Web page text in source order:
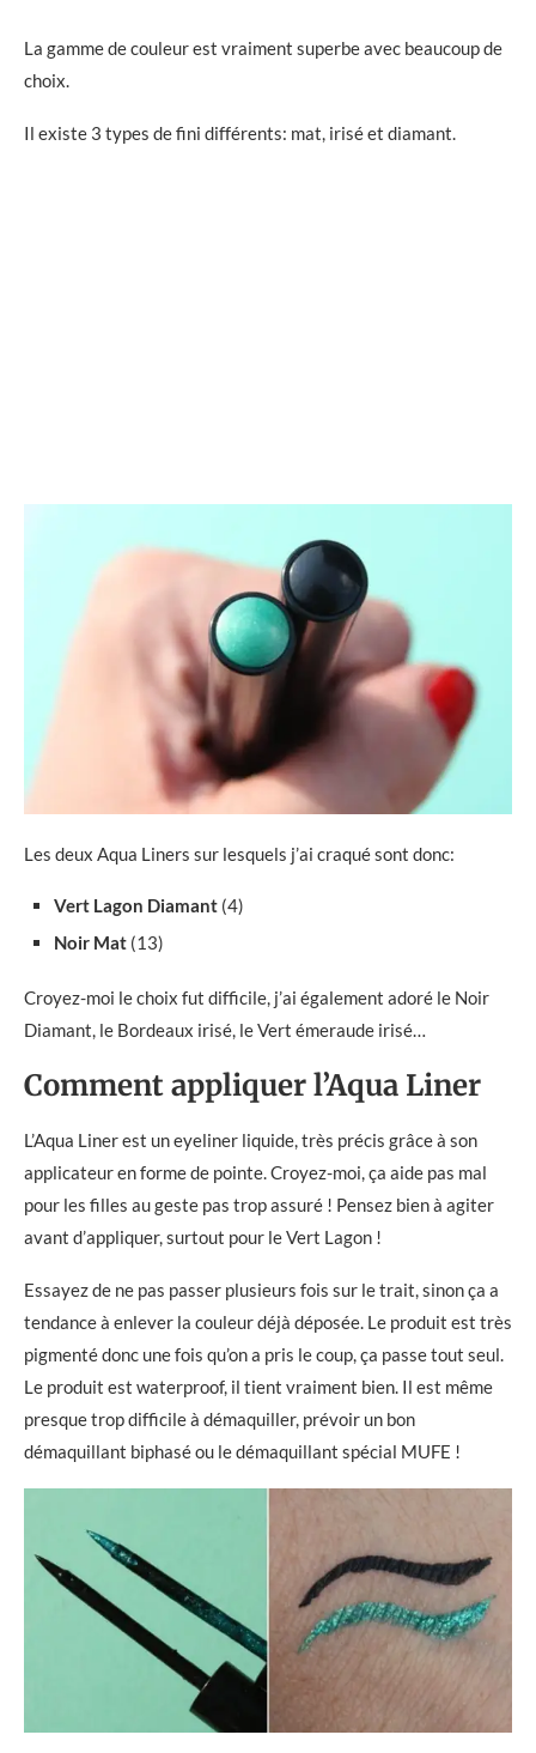
La gamme de couleur est vraiment superbe avec beaucoup de
choix.
Il existe 3 types de fini différents: mat, irisé et diamant.
Les deux Aqua Liners sur lesquels j’ai craqué sont donc:
Vert Lagon Diamant (4)
Noir Mat (13)
Croyez-moi le choix fut difficile, j’ai également adoré le Noir
Diamant, le Bordeaux irisé, le Vert émeraude irisé…
Comment appliquer l’Aqua Liner
L’Aqua Liner est un eyeliner liquide, très précis grâce à son
applicateur en forme de pointe. Croyez-moi, ça aide pas mal
pour les filles au geste pas trop assuré ! Pensez bien à agiter
avant d’appliquer, surtout pour le Vert Lagon !
Essayez de ne pas passer plusieurs fois sur le trait, sinon ça a
tendance à enlever la couleur déjà déposée. Le produit est très
pigmenté donc une fois qu’on a pris le coup, ça passe tout seul.
Le produit est waterproof, il tient vraiment bien. Il est même
presque trop difficile à démaquiller, prévoir un bon
démaquillant biphasé ou le démaquillant spécial MUFE !